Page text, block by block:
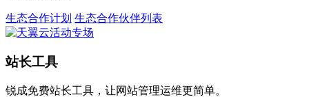
生态合作计划 生态合作伙伴列表
站长工具
锐成免费站长工具，让网站管理运维更简单。